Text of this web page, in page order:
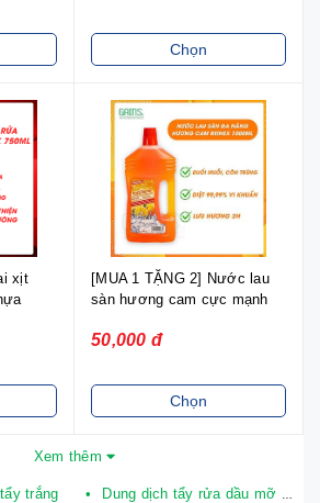
Chọn
xịt
[MUA 1 TẶNG 2] Nước lau
sàn hương cam cực mạnh
50,000 đ
Chọn
Xem thêm
trắng
Dung dịch tẩy rửa dầu mỡ đa năng